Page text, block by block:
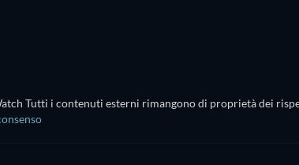
Tutti i contenuti esterni rimangono di proprietà dei